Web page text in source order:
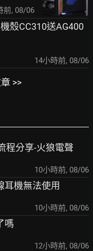
前, 08/06
殼CC310送AG400
14小時前, 08/06
>>
程分享-火狼電聲
10小時前, 08/06
耳機無法使用
10小時前, 08/06
嗎
12小時前, 08/06